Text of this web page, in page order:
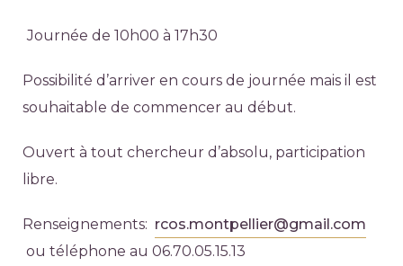
Journée de 10h00 à 17h30
Possibilité d’arriver en cours de journée mais il est
souhaitable de commencer au début.
Ouvert à tout chercheur d’absolu, participation
libre.
Renseignements: rcos.montpellier@gmail.com
ou téléphone au 06.70.05.15.13